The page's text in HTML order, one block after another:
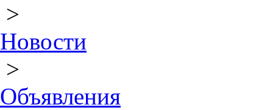
>
Новости
>
Объявления